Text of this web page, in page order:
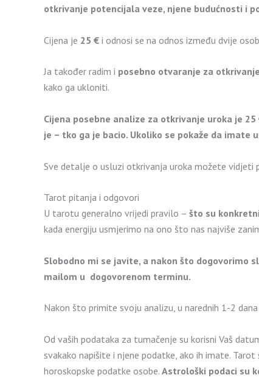
otkrivanje potencijala veze, njene budućnosti i
Cijena je 25 € i odnosi se na odnos između dvije
Ja također radim i posebno otvaranje za
kako ga ukloniti.
Cijena posebne analize za otkrivanje uroka je
je – tko ga je bacio. Ukoliko se pokaže da
Sve detalje o usluzi otkrivanja uroka možete vidjeti
Tarot pitanja i odgovori
U tarotu generalno vrijedi pravilo – što su
kada energiju usmjerimo na ono što nas najviše
Slobodno mi se javite, a nakon što dogovorimo
mailom u dogovorenom terminu.
Nakon što primite svoju analizu, u narednih 1-2
Od vaših podataka za tumačenje su korisni Vaš
svakako napišite i njene podatke, ako ih imate.
horoskopske podatke osobe. Astrološki podaci su